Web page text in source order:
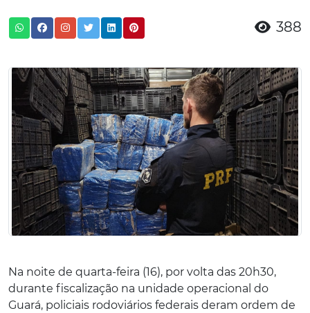
388
Na noite de quarta-feira (16), por volta das 20h30,
durante fiscalização na unidade operacional do
Guará, policiais rodoviários federais deram ordem de